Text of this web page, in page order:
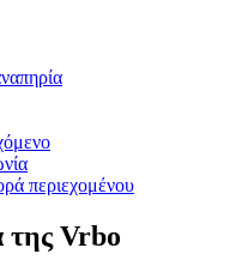
περιεχομένου
της Vrbo